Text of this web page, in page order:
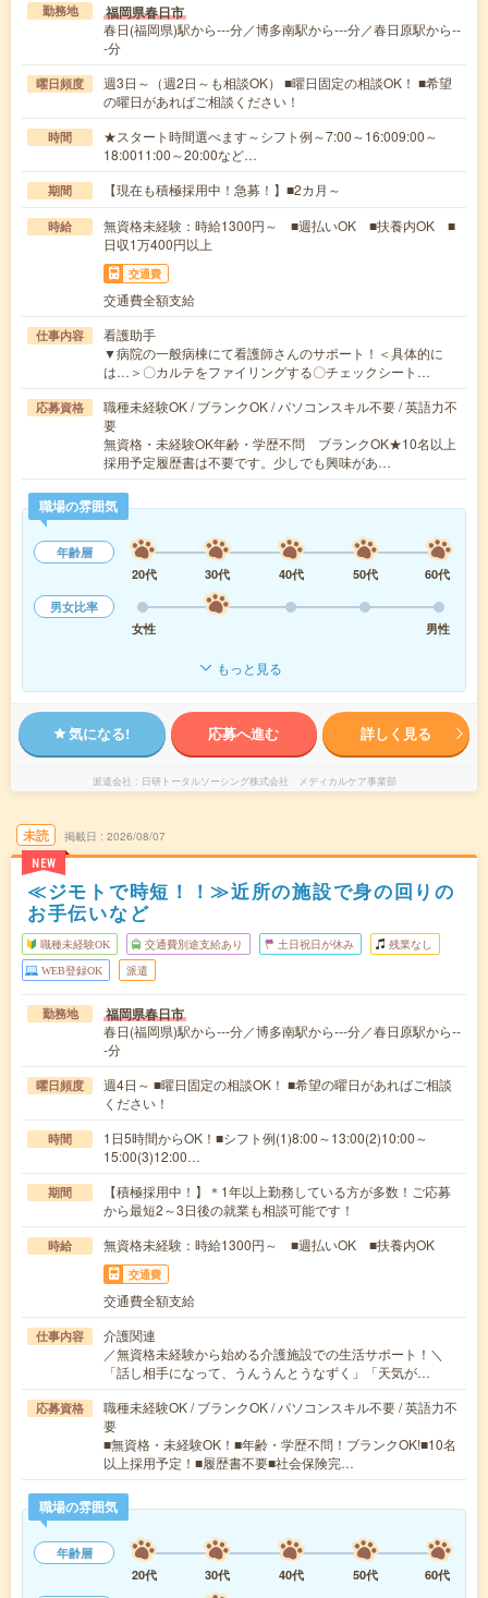
勤務地 福岡県春日市
春日(福岡県)駅から---分／博多南駅から---分／春日原駅から--
-分
曜日頻度
週3日～（週2日～も相談OK） ■曜日固定の相談OK！ ■希望
の曜日があればご相談ください！
時間
★スタート時間選べます～シフト例～7:00～16:009:00～
18:0011:00～20:00など…
期間 【現在も積極採用中！急募！】■2カ月～
時給
無資格未経験：時給1300円～ ■週払いOK ■扶養内OK ■
日収1万400円以上
交通費
交通費全額支給
仕事内容
看護助手
▼病院の一般病棟にて看護師さんのサポート！＜具体的に
は…＞〇カルテをファイリングする〇チェックシート…
応募資格
職種未経験OK / ブランクOK / パソコンスキル不要 / 英語力不
要
無資格・未経験OK年齢・学歴不問 ブランクOK★10名以上
採用予定履歴書は不要です。少しでも興味があ…
職場の雰囲気
年齢層
20代
30代 40代 50代
60代
男女比率
女性
男性
もっと見る
気になる! 応募へ進む 詳しく見る
派遣会社 日研トータルソーシング株式会社 メディカルケア事業部
未読
NEW
掲載日 2026/08/07
≪ジモトで時短！！≫近所の施設で身の回りの
お手伝いなど
職種未経験OK 交通費別途支給あり 土日祝日が休み 残業なし
WEB登録OK 派遣
勤務地 福岡県春日市
春日(福岡県)駅から---分／博多南駅から---分／春日原駅から--
-分
曜日頻度
週4日～ ■曜日固定の相談OK！ ■希望の曜日があればご相談
ください！
時間
1日5時間からOK！■シフト例(1)8:00～13:00(2)10:00～
15:00(3)12:00…
期間
【積極採用中！】＊1年以上勤務している方が多数！ご応募
から最短2～3日後の就業も相談可能です！
時給 無資格未経験：時給1300円～ ■週払いOK ■扶養内OK
交通費
交通費全額支給
仕事内容
介護関連
／無資格未経験から始める介護施設での生活サポート！＼
「話し相手になって、うんうんとうなずく」「天気が…
応募資格
職種未経験OK / ブランクOK / パソコンスキル不要 / 英語力不
要
■無資格・未経験OK！■年齢・学歴不問！ブランクOK!■10名
以上採用予定！■履歴書不要■社会保険完…
職場の雰囲気
年齢層
20代
30代 40代 50代
60代